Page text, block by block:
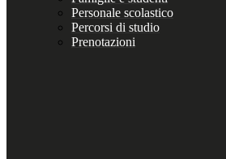
Personale scolastico
Percorsi di studio
Prenotazioni